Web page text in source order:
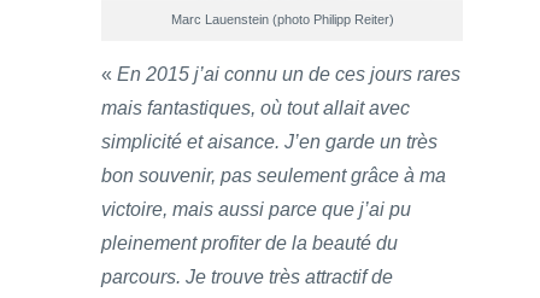
Marc Lauenstein (photo Philipp Reiter)
« En 2015 j’ai connu un de ces jours rares
mais fantastiques, où tout allait avec
simplicité et aisance. J’en garde un très
bon souvenir, pas seulement grâce à ma
victoire, mais aussi parce que j’ai pu
pleinement profiter de la beauté du
parcours. Je trouve très attractif de